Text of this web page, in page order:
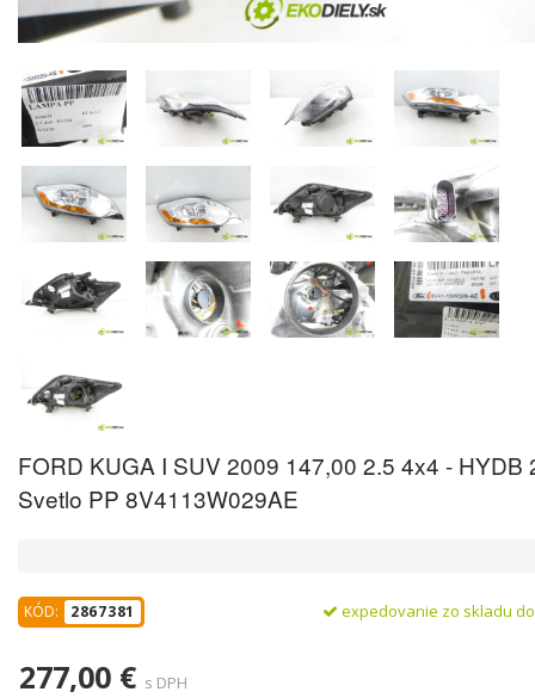
FORD KUGA I SUV 2009 147,00 2.5 4x4 - HYDB
Svetlo PP 8V4113W029AE
KÓD: 2867381 expedovanie zo skladu
277,00 € s DPH